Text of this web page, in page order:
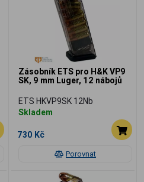
Porovnat
Zásobník ETS pro H&K VP9
SK, 9 mm Luger, 12 nábojů
ETS HKVP9SK 12Nb
Skladem
730 Kč